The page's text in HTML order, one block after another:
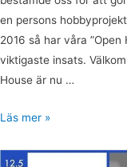
en persons
2016 så har våra
viktigaste insats.
House är nu …
Läs mer »
VRSverige.se